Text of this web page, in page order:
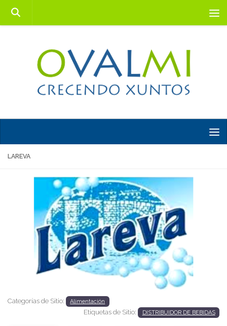
Saltar al contenido
LAREVA
Anterior
Categorías de Sitio: Alimentación
Etiquetas de Sitio: DISTRIBUIDOR DE BEBIDAS